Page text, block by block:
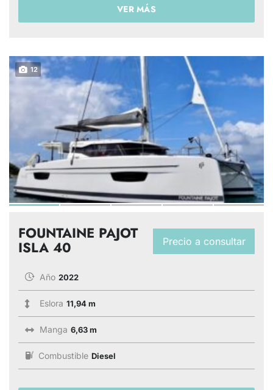
VER MÁS
12
Precio a consultar
FOUNTAINE PAJOT
ISLA 40
Año 2022
Eslora 11,94 m
Manga 6,63 m
Combustible Diesel